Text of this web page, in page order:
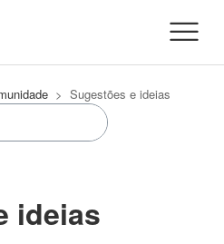
Sugestões e ideias
ideias